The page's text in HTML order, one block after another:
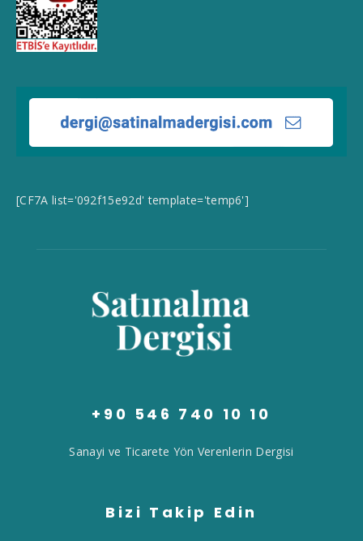
[CF7A list='092f15e92d' template='temp6']
+90 546 740 10 10
Sanayi ve Ticarete Yön Verenlerin Dergisi
Bizi Takip Edin